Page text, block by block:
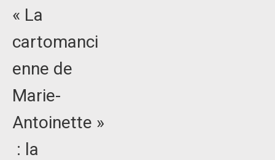
« La
cartomanci
enne de
Marie-
Antoinette »
: la